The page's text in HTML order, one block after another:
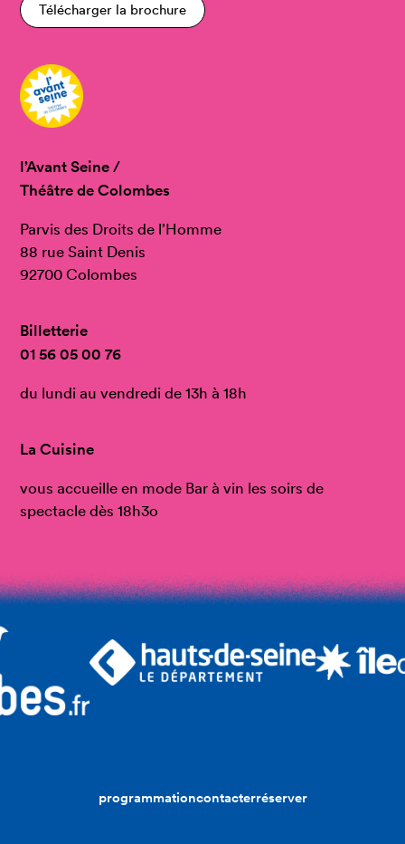
Télécharger la brochure
l’Avant Seine /
Théâtre de Colombes
Parvis des Droits de l’Homme
88 rue Saint Denis
92700 Colombes
Billetterie
01 56 05 00 76
du lundi au vendredi de 13h à 18h
La Cuisine
vous accueille en mode Bar à vin les soirs de
spectacle dès 18h3o
programmationcontacterréserver